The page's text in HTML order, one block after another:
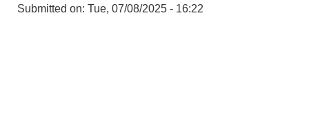
Submitted on: Tue, 07/08/2025 - 16:22